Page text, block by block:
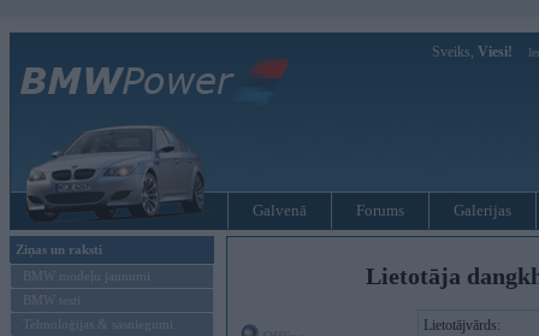
Sveiks, Viesi!
Galvenā Forums Galerijas
Ziņas un raksti
BMW modeļu jaunumi
BMW testi
Tehnoloģijas & sasniegumi
Lietotāja
Lietotājvārds: